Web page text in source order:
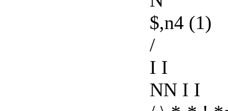
$,n4 (1)
/
I I
NN I I